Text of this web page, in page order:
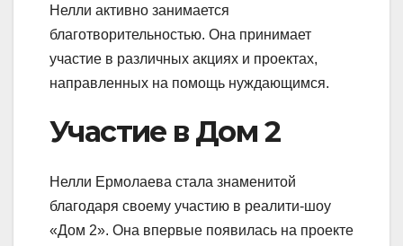
Нелли активно занимается
благотворительностью. Она принимает
участие в различных акциях и проектах,
направленных на помощь нуждающимся.
Участие в Дом 2
Нелли Ермолаева стала знаменитой
благодаря своему участию в реалити-шоу
«Дом 2». Она впервые появилась на проекте